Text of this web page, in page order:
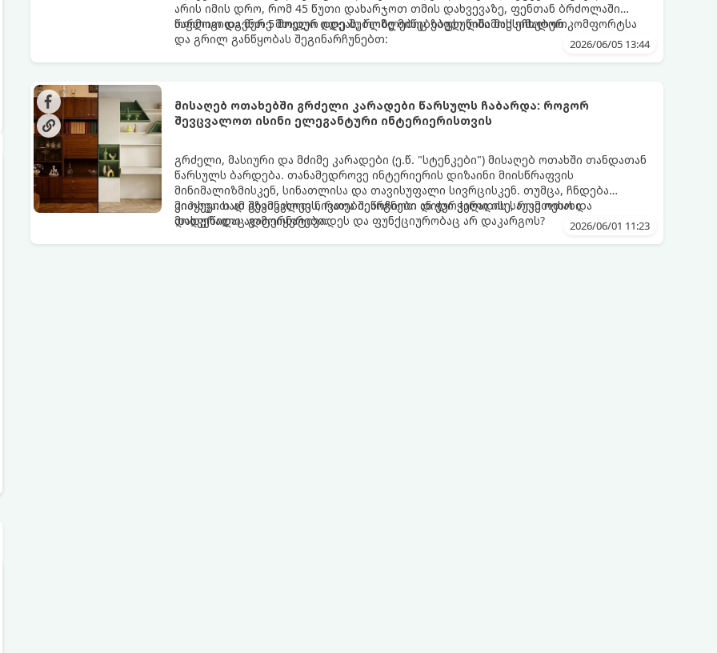
არის იმის დრო, რომ 45 წუთი დახარჯოთ თმის დახვევაზე, ფენთან ბრძოლაში
ოფლით და მერე მთელი დღე შუბლზე მიწებებულ წინამოს ეჩხუბოთ.
წარმოგიდგენთ 5 მოდურ იდეას, რომლებიც ზაფხულში მაქსიმალურ კომფორტსა
და გრილ განწყობას შეგინარჩუნებთ:
2026/06/05 13:44
მისაღებ ოთახებში გრძელი კარადები ​​წარსულს ჩაბარდა: როგორ
შევცვალოთ ისინი ელეგანტური ინტერიერისთვის
გრძელი, მასიური და მძიმე კარადები (ე.წ. "სტენკები") მისაღებ ოთახში თანდათან
წარსულს ბარდება. თანამედროვე ინტერიერის დიზაინი მიისწრაფვის
მინიმალიზმისკენ, სინათლისა და თავისუფალი სივრცისკენ. თუმცა, ჩნდება
კითხვა: სად შევინახოთ ნივთები, წიგნები ან ჭურჭელი ისე, რომ ოთახი
მოდურადაც გამოიყურებოდეს და ფუნქციურობაც არ დაკარგოს?
მიჰყევით ამ გზამკვლევს, რათა შეარჩიოთ დიდი კარადის საუკეთესო და
დახვეწილი ალტერნატივა:
2026/06/01 11:23